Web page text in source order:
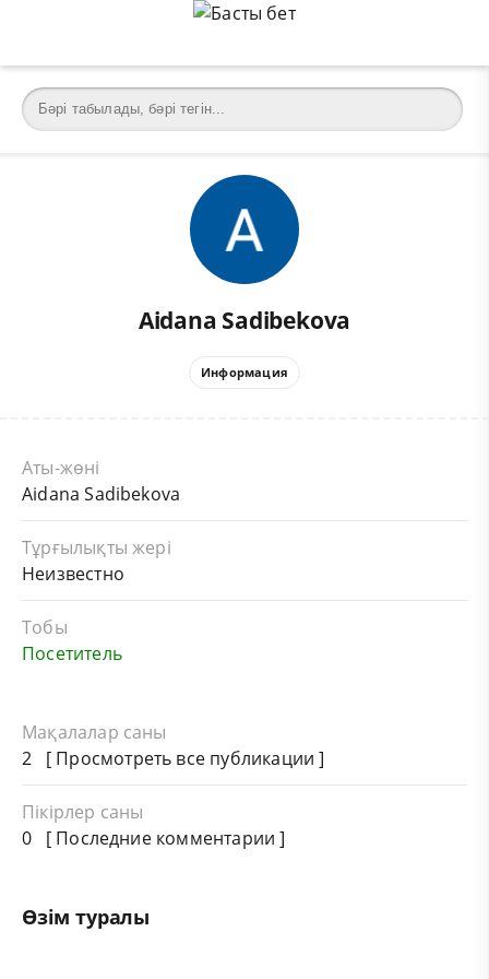
Aidana Sadibekova
Информация
Аты-жөні
Aidana Sadibekova
Тұрғылықты жері
Неизвестно
Тобы
Посетитель
Мақалалар саны
2 [ Просмотреть все публикации ]
Пікірлер саны
0 [ Последние комментарии ]
Өзім туралы